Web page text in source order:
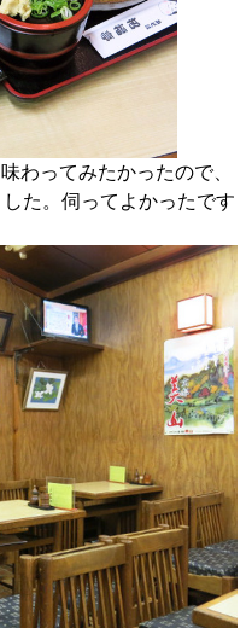
わってみたかったので、
た。伺ってよかったです